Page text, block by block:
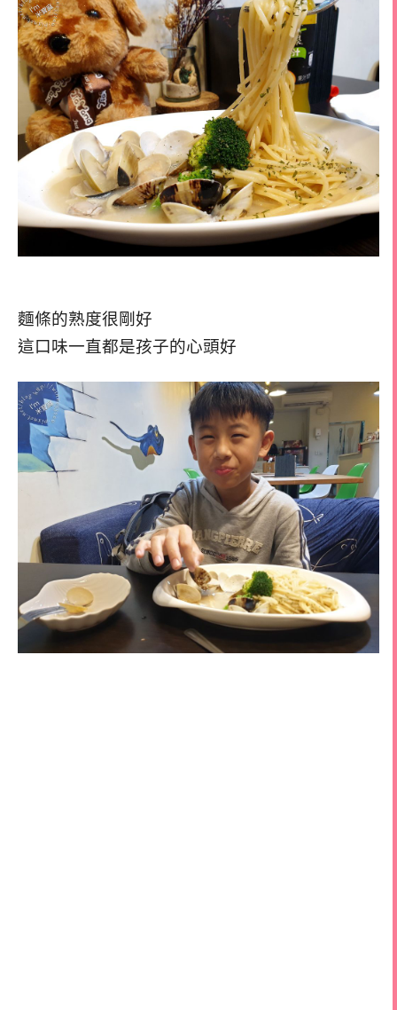
麵條的熟度很剛好
這口味一直都是孩子的心頭好